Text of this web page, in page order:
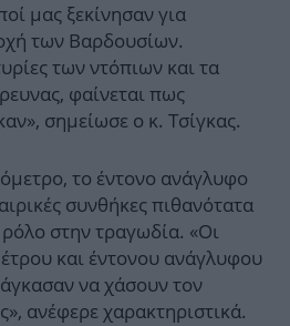
μας ξεκίνησαν για
των Βαρδουσίων.
των ντόπιων και τα
φαίνεται πως
σημείωσε ο κ. Τσίγκας.
το έντονο ανάγλυφο
συνθήκες πιθανότατα
στην τραγωδία. «Οι
και έντονου ανάγλυφου
να χάσουν τον
ανέφερε χαρακτηριστικά.